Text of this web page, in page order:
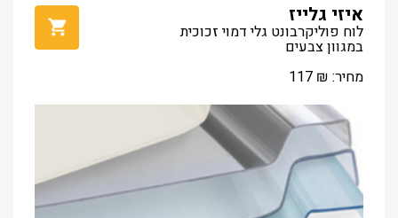
איזי גלייז
לוח פוליקרבונט גלי דמוי זכוכית
במגוון צבעים
מחיר:
117 ₪